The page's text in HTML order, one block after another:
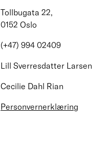
Tollbugata 22,
0152 Oslo
(+47) 994 02409
Lill Sverresdatter Larsen
Cecilie Dahl Rian
Personvernerklæring